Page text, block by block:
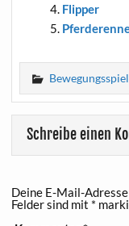
Flip­per
Schreibe einen
Deine E-Mail-
Felder sind mit *